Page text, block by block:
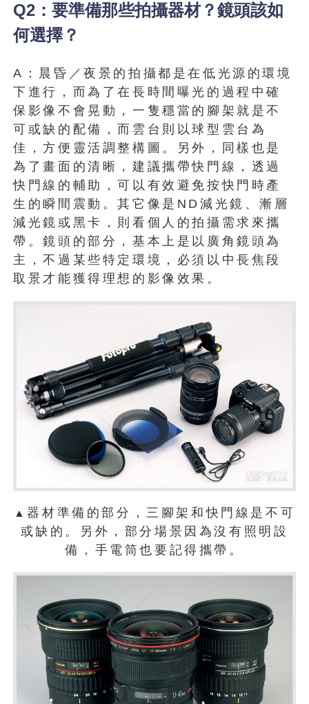
Q2：要準備那些拍攝器材？鏡頭該如
何選擇？
A：晨昏／夜景的拍攝都是在低光源的環境
下進行，而為了在長時間曝光的過程中確
保影像不會晃動，一隻穩當的腳架就是不
可或缺的配備，而雲台則以球型雲台為
佳，方便靈活調整構圖。另外，同樣也是
為了畫面的清晰，建議攜帶快門線，透過
快門線的輔助，可以有效避免按快門時產
生的瞬間震動。其它像是ND減光鏡、漸層
減光鏡或黑卡，則看個人的拍攝需求來攜
帶。鏡頭的部分，基本上是以廣角鏡頭為
主，不過某些特定環境，必須以中長焦段
取景才能獲得理想的影像效果。
▲器材準備的部分，三腳架和快門線是不可
或缺的。另外，部分場景因為沒有照明設
備，手電筒也要記得攜帶。